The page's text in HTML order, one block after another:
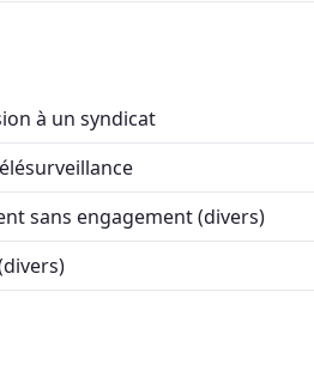
à un syndicat
sans engagement (divers)